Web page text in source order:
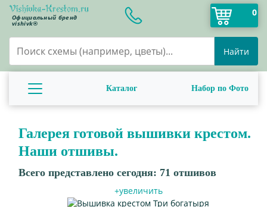
Официальный бренд
vishivk®
0
Найти
Каталог Набор по Фото
Галерея готовой вышивки крестом.
Наши отшивы.
Всего представлено сегодня: 71 отшивов
+увеличить